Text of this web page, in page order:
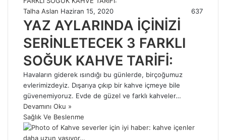
Talha Aslan Haziran 15, 2020 637
YAZ AYLARINDA İÇİNİZİ
SERİNLETECEK 3 FARKLI
SOĞUK KAHVE TARİFİ:
Havaların giderek ısındığı bu günlerde, birçoğumuz
evlerimizdeyiz. Dışarıya çıkıp bir kahve içmeye bile
güvenemiyoruz. Evde de güzel ve farklı kahveler…
Devamını Oku »
Sağlık Ve Beslenme